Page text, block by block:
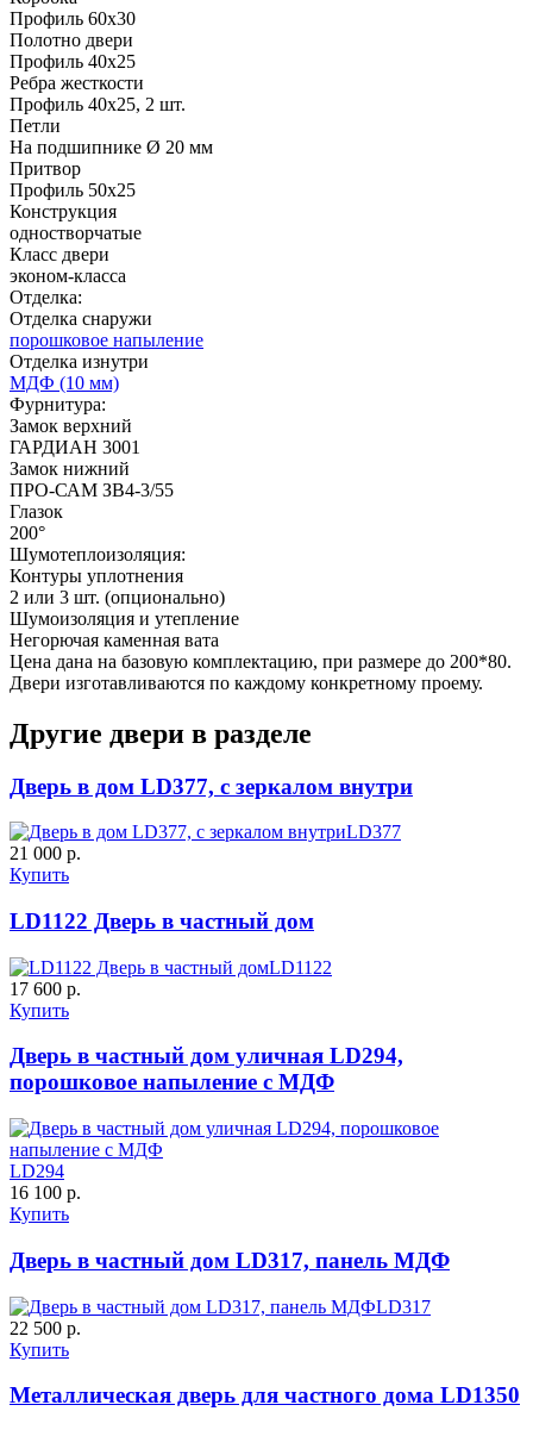
"Крокодил"
Д-36 46 30
Д-36 С
Д-37 Н
ДУБ БЕЛЁНЫЙ ДЗП
К-10 60
C53
C55
C57
Рисунок 11
Рисунок 13
Профиль 60х30
Полотно двери
Профиль 40х25
Ребра жесткости
Профиль 40х25, 2 шт.
Петли
На подшипнике Ø 20 мм
Притвор
Профиль 50х25
Конструкция
одностворчатые
Класс двери
эконом-класса
Отделка:
Отделка снаружи
порошковое напыление
Отделка изнутри
МДФ (10 мм)
Фурнитура:
Замок верхний
ГАРДИАН 3001
Замок нижний
ПРО-САМ ЗВ4-3/55
Глазок
200°
Шумотеплоизоляция:
Контуры уплотнения
2 или 3 шт. (опционально)
Шумоизоляция и утепление
Негорючая каменная вата
Цена дана на базовую комплектацию, при размере до 200*80.
Двери изготавливаются по каждому конкретному проему.
Другие двери в разделе
Дверь в дом LD377, с зеркалом внутри
LD377
21 000 р.
Купить
LD1122 Дверь в частный дом
LD1122
17 600 р.
Купить
Дверь в частный дом уличная LD294,
порошковое напыление с МДФ
LD294
16 100 р.
Купить
Дверь в частный дом LD317, панель МДФ
LD317
22 500 р.
Купить
Металлическая дверь для частного дома LD1350